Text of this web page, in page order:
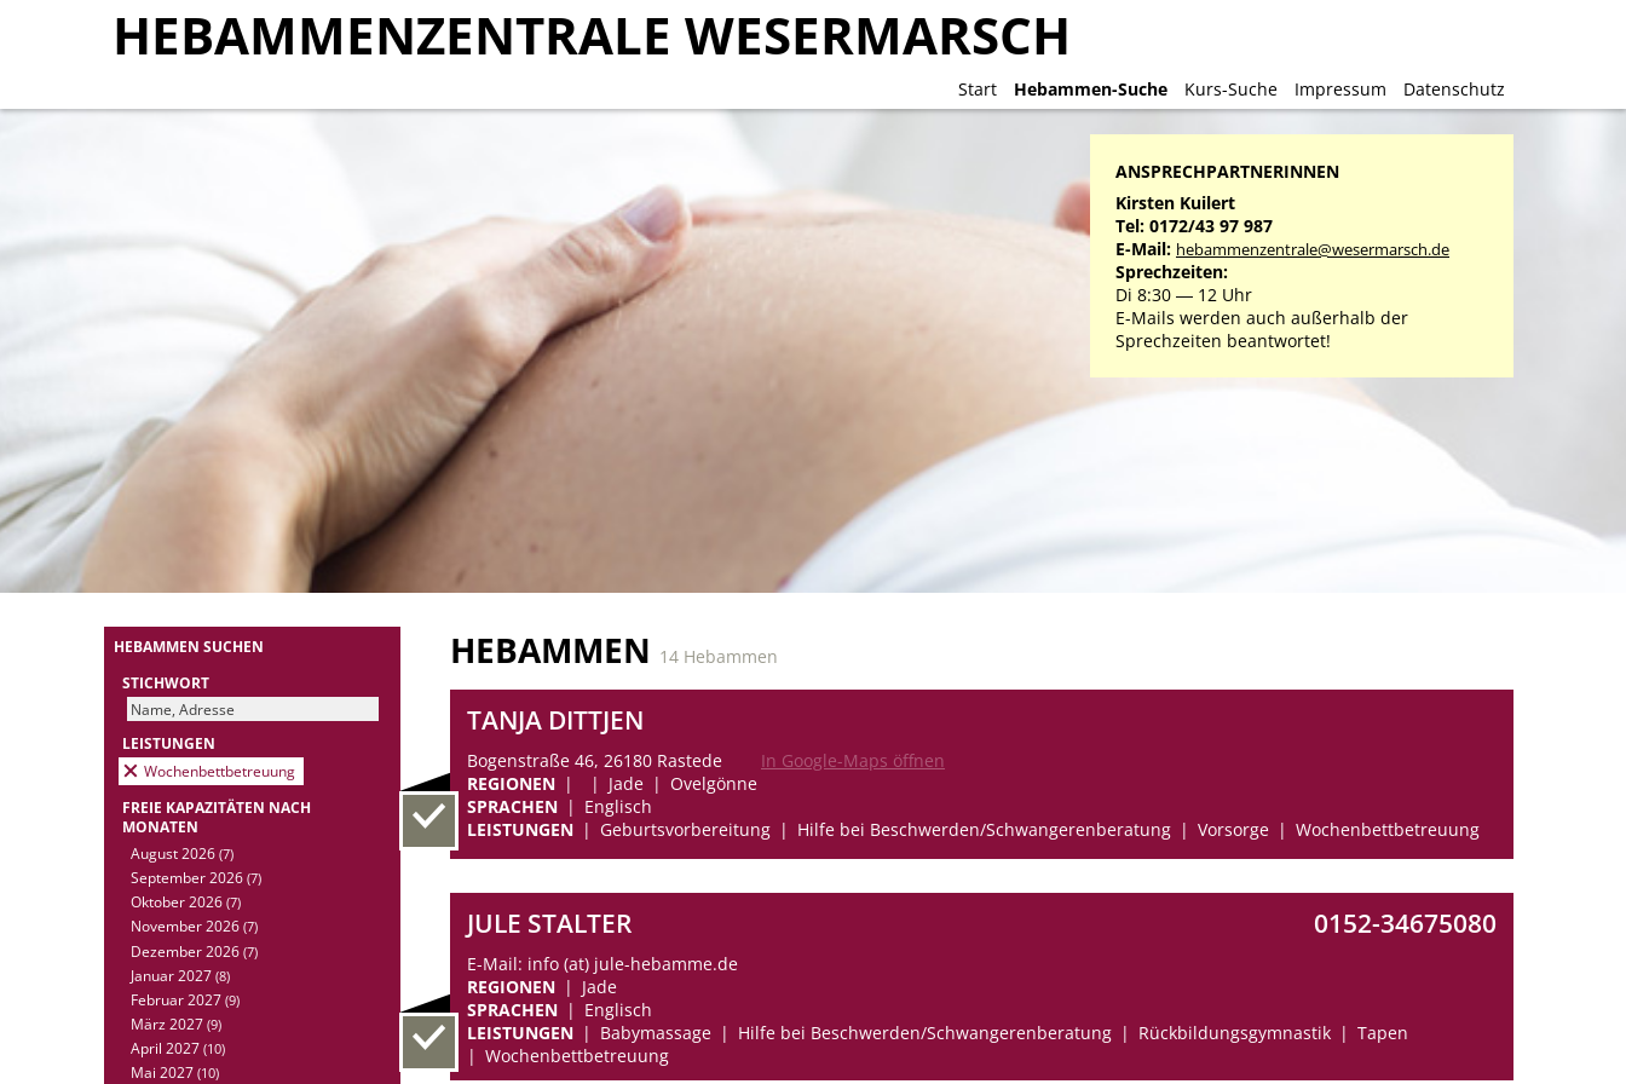
HEBAMMENZENTRALE WESERMARSCH
Start Hebammen-Suche Kurs-Suche Impressum Datenschutz
HEBAMMENZENTRALE WESERMARSCH
Start Hebammen-Suche Kurs-Suche Impressum Datenschutz
ANSPRECHPARTNERINNEN
Kirsten Kuilert
Tel: 0172/43 97 987
E-Mail: hebammenzentrale@wesermarsch.de
Sprechzeiten:
Di 8:30 ― 12 Uhr
E-Mails werden auch außerhalb der
Sprechzeiten beantwortet!
HEBAMMEN SUCHEN
STICHWORT
LEISTUNGEN
Wochenbettbetreuung
FREIE KAPAZITÄTEN NACH
MONATEN
August 2026 (7)
September 2026 (7)
Oktober 2026 (7)
November 2026 (7)
Dezember 2026 (7)
Januar 2027 (8)
Februar 2027 (9)
März 2027 (9)
April 2027 (10)
Mai 2027 (10)
HEBAMMEN 14 Hebammen
TANJA DITTJEN
Bogenstraße 46, 26180 Rastede
In Google-Maps öffnen
REGIONEN
Jade
Ovelgönne
SPRACHEN
Englisch
LEISTUNGEN
Geburtsvorbereitung Hilfe bei Beschwerden/Schwangerenberatung Vorsorge Wochenbettbetreuung
JULE STALTER 0152-34675080
E-Mail: info (at) jule-hebamme.de
REGIONEN
Jade
SPRACHEN
Englisch
LEISTUNGEN
Babymassage Hilfe bei Beschwerden/Schwangerenberatung Rückbildungsgymnastik
Tapen
Wochenbettbetreuung